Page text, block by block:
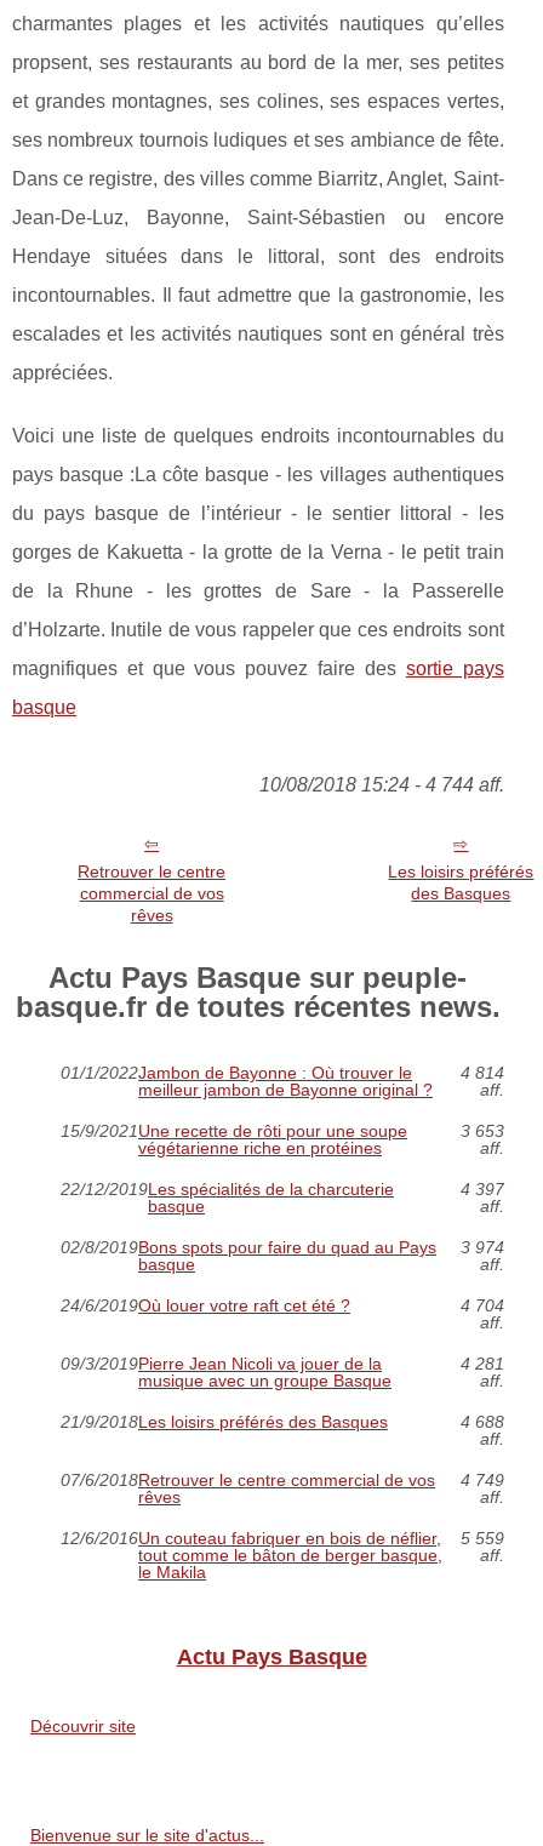
charmantes plages et les activités nautiques qu’elles
propsent, ses restaurants au bord de la mer, ses petites
et grandes montagnes, ses colines, ses espaces vertes,
ses nombreux tournois ludiques et ses ambiance de fête.
Dans ce registre, des villes comme Biarritz, Anglet, Saint-
Jean-De-Luz, Bayonne, Saint-Sébastien ou encore
Hendaye situées dans le littoral, sont des endroits
incontournables. Il faut admettre que la gastronomie, les
escalades et les activités nautiques sont en général très
appréciées.
Voici une liste de quelques endroits incontournables du
pays basque :La côte basque - les villages authentiques
du pays basque de l’intérieur - le sentier littoral - les
gorges de Kakuetta - la grotte de la Verna - le petit train
de la Rhune - les grottes de Sare - la Passerelle
d’Holzarte. Inutile de vous rappeler que ces endroits sont
magnifiques et que vous pouvez faire des sortie pays
basque
10/08/2018 15:24 - 4 744 aff.
Retrouver le centre
commercial de vos
rêves
Les loisirs préférés
des Basques
Actu Pays Basque sur peuple-
basque.fr de toutes récentes news.
01/1/2022Jambon de Bayonne : Où trouver le
meilleur jambon de Bayonne original ?
4 814
aff.
15/9/2021Une recette de rôti pour une soupe
végétarienne riche en protéines
3 653
aff.
22/12/2019Les spécialités de la charcuterie
basque
4 397
aff.
02/8/2019Bons spots pour faire du quad au Pays
basque
3 974
aff.
24/6/2019Où louer votre raft cet été ?
4 704
aff.
09/3/2019Pierre Jean Nicoli va jouer de la
musique avec un groupe Basque
4 281
aff.
21/9/2018Les loisirs préférés des Basques
4 688
aff.
07/6/2018Retrouver le centre commercial de vos
rêves
4 749
aff.
12/6/2016Un couteau fabriquer en bois de néflier,
tout comme le bâton de berger basque,
le Makila
5 559
aff.
Actu Pays Basque
Découvrir site
Bienvenue sur le site d'actus...